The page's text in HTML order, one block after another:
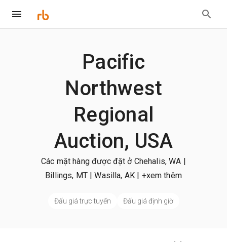
Pacific
Northwest
Regional
Auction, USA
Các mặt hàng được đặt ở Chehalis, WA |
Billings, MT | Wasilla, AK | +xem thêm
Đấu giá trực tuyến Đấu giá định giờ